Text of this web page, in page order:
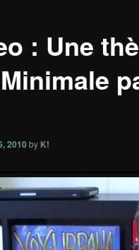
: Une
2010 by K!